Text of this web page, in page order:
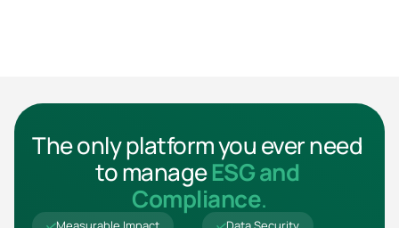
The only platform you ever need
to manage ESG and
Compliance.